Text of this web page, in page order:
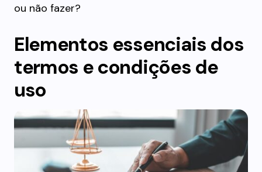
ou não fazer?
Elementos essenciais dos
termos e condições de
uso